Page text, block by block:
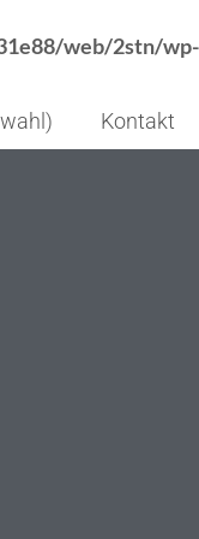
web/2stn/wp-
Kontakt